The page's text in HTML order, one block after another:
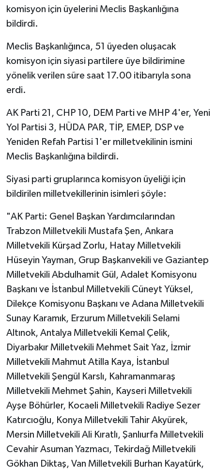
komisyon için üyelerini Meclis Başkanlığına
bildirdi.
Meclis Başkanlığınca, 51 üyeden oluşacak
komisyon için siyasi partilere üye bildirimine
yönelik verilen süre saat 17.00 itibarıyla sona
erdi.
AK Parti 21, CHP 10, DEM Parti ve MHP 4'er, Yeni
Yol Partisi 3, HÜDA PAR, TİP, EMEP, DSP ve
Yeniden Refah Partisi 1'er milletvekilinin ismini
Meclis Başkanlığına bildirdi.
Siyasi parti gruplarınca komisyon üyeliği için
bildirilen milletvekillerinin isimleri şöyle:
"AK Parti: Genel Başkan Yardımcılarından
Trabzon Milletvekili Mustafa Şen, Ankara
Milletvekili Kürşad Zorlu, Hatay Milletvekili
Hüseyin Yayman, Grup Başkanvekili ve Gaziantep
Milletvekili Abdulhamit Gül, Adalet Komisyonu
Başkanı ve İstanbul Milletvekili Cüneyt Yüksel,
Dilekçe Komisyonu Başkanı ve Adana Milletvekili
Sunay Karamık, Erzurum Milletvekili Selami
Altınok, Antalya Milletvekili Kemal Çelik,
Diyarbakır Milletvekili Mehmet Sait Yaz, İzmir
Milletvekili Mahmut Atilla Kaya, İstanbul
Milletvekili Şengül Karslı, Kahramanmaraş
Milletvekili Mehmet Şahin, Kayseri Milletvekili
Ayşe Böhürler, Kocaeli Milletvekili Radiye Sezer
Katırcıoğlu, Konya Milletvekili Tahir Akyürek,
Mersin Milletvekili Ali Kıratlı, Şanlıurfa Milletvekili
Cevahir Asuman Yazmacı, Tekirdağ Milletvekili
Gökhan Diktaş, Van Milletvekili Burhan Kayatürk,